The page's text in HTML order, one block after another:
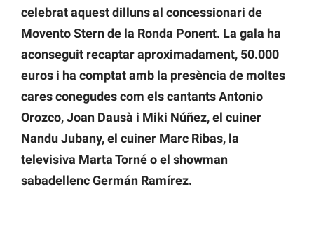
celebrat aquest dilluns al concessionari de
Movento Stern de la Ronda Ponent. La gala ha
aconseguit recaptar aproximadament, 50.000
euros i ha comptat amb la presència de moltes
cares conegudes com els cantants Antonio
Orozco, Joan Dausà i Miki Núñez, el cuiner
Nandu Jubany, el cuiner Marc Ribas, la
televisiva Marta Torné o el showman
sabadellenc Germán Ramírez.